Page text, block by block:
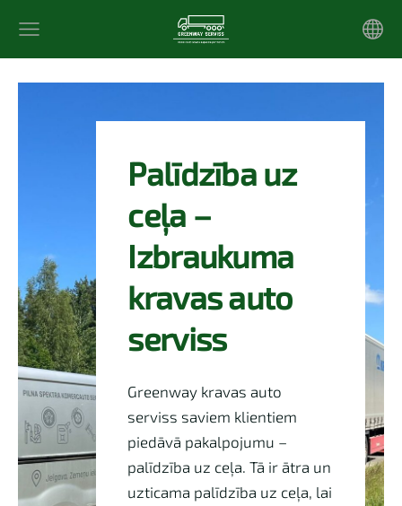
Palīdzība uz
ceļa –
Izbraukuma
kravas auto
serviss
Greenway kravas auto
serviss saviem klientiem
piedāvā pakalpojumu –
palīdzība uz ceļa. Tā ir ātra un
uzticama palīdzība uz ceļa, lai